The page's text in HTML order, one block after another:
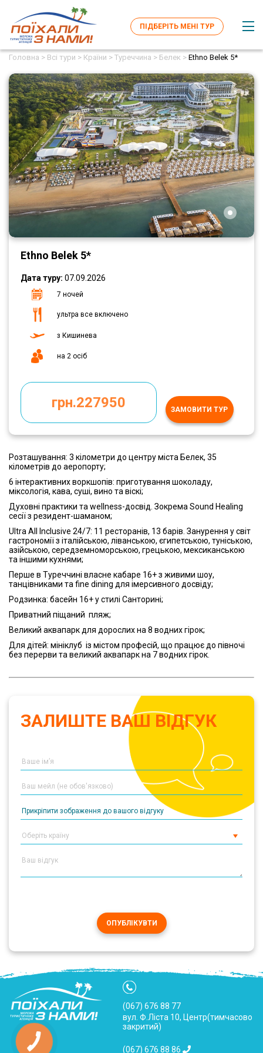
ПІДБЕРІТЬ МЕНІ ТУР
Головна > Всі тури > Країни > Туреччина > Белек > Ethno Belek 5*
Ethno Belek 5*
Дата туру: 07.09.2026
7 ночей
ультра все включено
з Кишинева
на 2 осіб
грн.227950 ЗАМОВИТИ ТУР
Розташування: 3 кілометри до центру міста Белек, 35
кілометрів до аеропорту;
6 інтерактивних воркшопів: приготування шоколаду,
міксологія, кава, суші, вино та віскі;
Духовні практики та wellness-досвід. Зокрема Sound Healing
сесії з резидент-шаманом;
Ultra All Inclusive 24/7: 11 ресторанів, 13 барів. Занурення у світ
гастрономії з італійською, ліванською, єгипетською, туніською,
азійською, середземноморською, грецькою, мексиканською
та іншими кухнями;
Перше в Туреччині власне кабаре 16+ з живими шоу,
танцівниками та fine dining для імерсивного досвіду;
Родзинка: басейн 16+ у стилі Санторині;
Приватний піщаний пляж;
Великий аквапарк для дорослих на 8 водних гірок;
Для дітей: мініклуб із містом професій, що працює до півночі
без перерви та великий аквапарк на 7 водних гірок.
ЗАЛИШТЕ ВАШ ВІДГУК
Прикріпити зображення до вашого відгуку
ОПУБЛІКУВТИ
(067) 676 88 77
вул. Ф.Ліста 10, Центр(тимчасово
закритий)
(067) 676 88 86